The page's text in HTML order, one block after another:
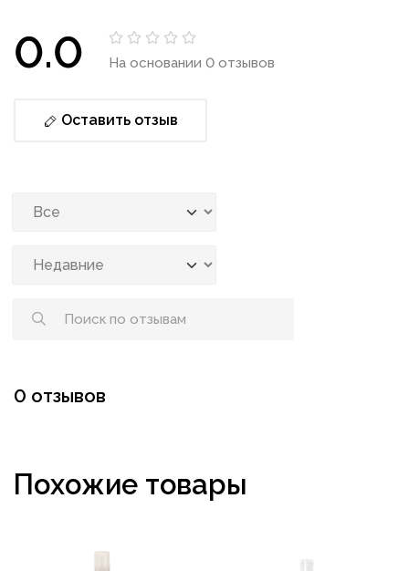
0.0 На основании 0 отзывов
Оставить отзыв
0 отзывов
Похожие товары